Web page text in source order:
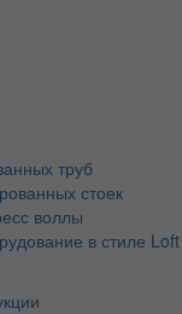
труб
стоек
воллы
в стиле Loft